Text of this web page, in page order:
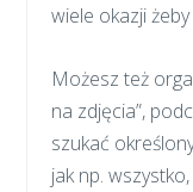
wiele okazji
Możesz też
na zdjęcia”,
szukać
jak np.